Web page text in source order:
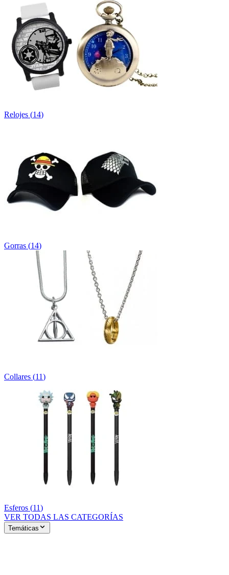
Relojes (14)
Gorras (14)
Collares (11)
Esferos (11)
VER TODAS LAS CATEGORÍAS
Temáticas